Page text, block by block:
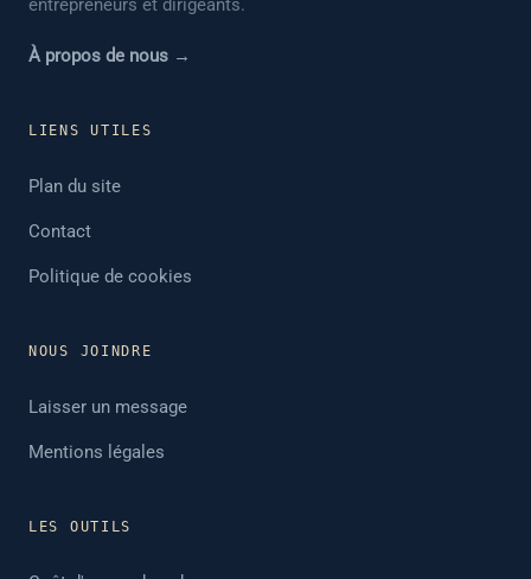
entrepreneurs et dirigeants.
À propos de nous →
LIENS UTILES
Plan du site
Contact
Politique de cookies
NOUS JOINDRE
Laisser un message
Mentions légales
LES OUTILS